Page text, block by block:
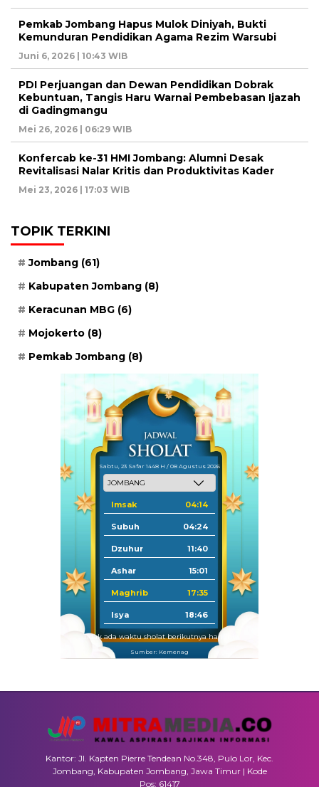
Pemkab Jombang Hapus Mulok Diniyah, Bukti
Kemunduran Pendidikan Agama Rezim Warsubi
Juni 6, 2026 | 10:43 WIB
PDI Perjuangan dan Dewan Pendidikan Dobrak
Kebuntuan, Tangis Haru Warnai Pembebasan Ijazah
di Gadingmangu
Mei 26, 2026 | 06:29 WIB
Konfercab ke-31 HMI Jombang: Alumni Desak
Revitalisasi Nalar Kritis dan Produktivitas Kader
Mei 23, 2026 | 17:03 WIB
TOPIK TERKINI
Jombang (61)
Kabupaten Jombang (8)
Keracunan MBG (6)
Mojokerto (8)
Pemkab Jombang (8)
Sabtu, 23 Safar 1448 H / 08 Agustus 2026
Imsak 04:14
Subuh 04:24
Dzuhur 11:40
Ashar 15:01
Maghrib 17:35
Isya 18:46
Tidak ada waktu sholat berikutnya hari ini.
Sumber: Kemenag
Kantor: Jl. Kapten Pierre Tendean No.348, Pulo Lor, Kec.
Jombang, Kabupaten Jombang, Jawa Timur | Kode
Pos: 61417